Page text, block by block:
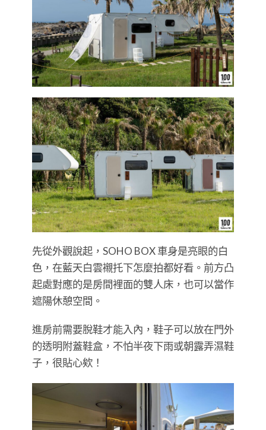
先從外觀說起，SOHO BOX 車身是亮眼的白
色，在藍天白雲襯托下怎麼拍都好看。前方凸
起處對應的是房間裡面的雙人床，也可以當作
遮陽休憩空間。
進房前需要脫鞋才能入內，鞋子可以放在門外
的透明附蓋鞋盒，不怕半夜下雨或朝露弄濕鞋
子，很貼心欸！